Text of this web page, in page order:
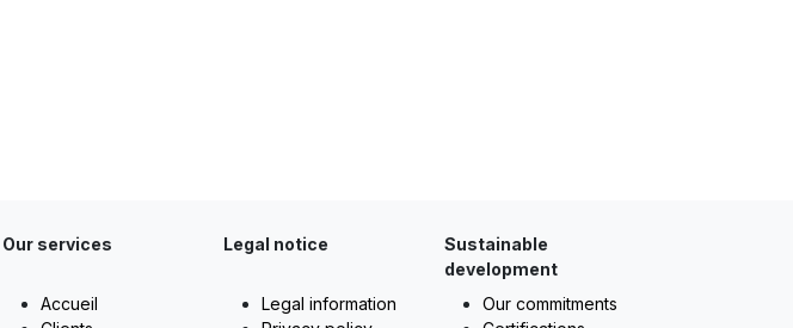
Our commitments
Sustainable
development
Legal information
Legal notice
Our services
Accueil